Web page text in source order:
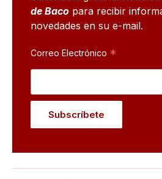
de Baco para recibir
novedades en su e-mail.
Correo Electrónico *